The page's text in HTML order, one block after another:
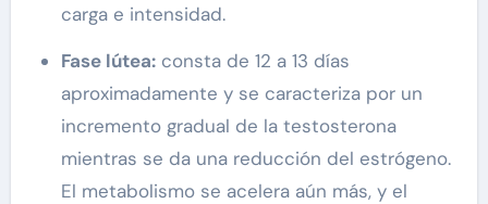
carga e intensidad.
Fase lútea:consta de 12 a 13 días
aproximadamente y se caracteriza por un
incremento gradual de la testosterona
mientras se da una reducción del estrógeno.
El metabolismo se acelera aún más, y el